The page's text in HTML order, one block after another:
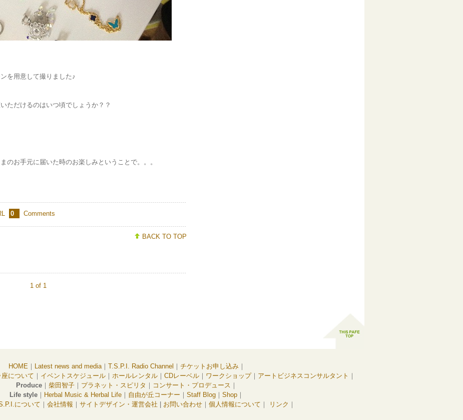
を用意して撮りました♪
ただけるのはいつ頃でしょうか？？
のお手元に届いた時のお楽しみということで。。。
0 Comments
BACK TO TOP
1 of 1
HOME｜ Latest news and media｜ T.S.P.I. Radio Channel ｜ チケットお申し込み｜
について ｜ イベントスケジュール ｜ ホールレンタル ｜ CDレーベル ｜ ワークショップ｜ アートビジネスコンサルタント ｜
Produce ｜ 柴田智子 ｜ プラネット・スピリタ ｜ コンサート・プロデュース ｜
Life style ｜ Herbal Music & Herbal Life ｜ 自由が丘コーナー ｜ Staff Blog ｜ Shop ｜
について ｜ 会社情報 ｜ サイトデザイン・運営会社 お問い合わせ｜ 個人情報について ｜ リンク ｜